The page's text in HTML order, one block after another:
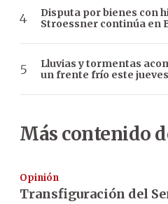
Disputa por bienes con
Stroessner continúa en
Lluvias y tormentas
un frente frío este jueves
Más contenido
Opinión
Transfiguración del